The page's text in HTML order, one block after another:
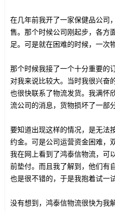
在几年前我开了一家保健品公司
售。那个时候公司刚起步，各方
足。可是就在困难的时候，一次
那个时候我接了一个十分重要的
对我来说比较大。当时我很兴奋
也很快联系了物流发货。我满怀
流公司的消息，货物损坏了一部分
要知道出现这样的情况，是无法
约金。可是公司运营资金困难，
我在网上看到了鸿泰信物流，可
前垫付。而且我了解到，他们有
也是很不错的，于是我抱着试一
没有想到，鸿泰信物流很快为我